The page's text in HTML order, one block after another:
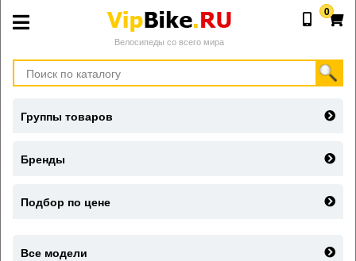
Велосипеды со всего мира
0
Группы товаров
Бренды
Подбор по цене
Все модели